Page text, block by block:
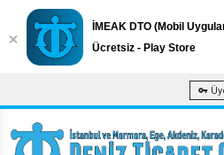
İMEAK DTO (Mobil
Ücretsiz - Play Store